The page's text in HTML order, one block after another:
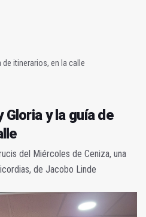
de itinerarios, en la calle
y la guía de
del Miércoles de Ceniza, una
de Jacobo Linde